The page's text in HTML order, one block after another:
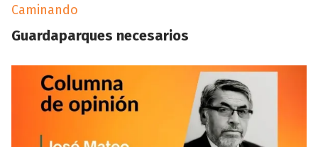
Caminando
Guardaparques necesarios